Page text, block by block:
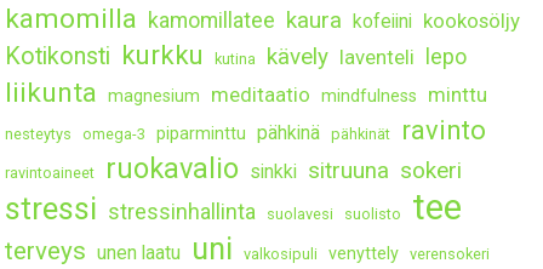
kamomilla kamomillatee kaura kofeiini kookosöljy
Kotikonsti kurkku kutina kävely laventeli lepo
liikunta magnesium meditaatio mindfulness minttu
nesteytys omega-3 piparminttu pähkinä pähkinät ravinto
ravintoaineet ruokavalio sinkki sitruuna sokeri
stressi stressinhallinta suolavesi suolisto tee
terveys unen laatu uni valkosipuli venyttely
verensokeri